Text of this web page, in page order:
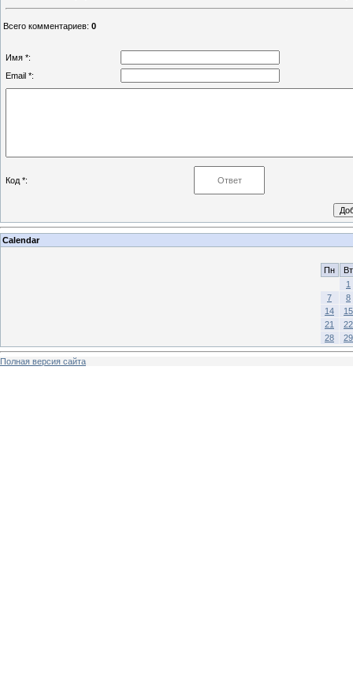
Всего комментариев: 0
Имя *:
Email *:
Код *:
Calendar
Пн
Вт
1
7
8
14
15
21
22
28
29
Полная версия сайта